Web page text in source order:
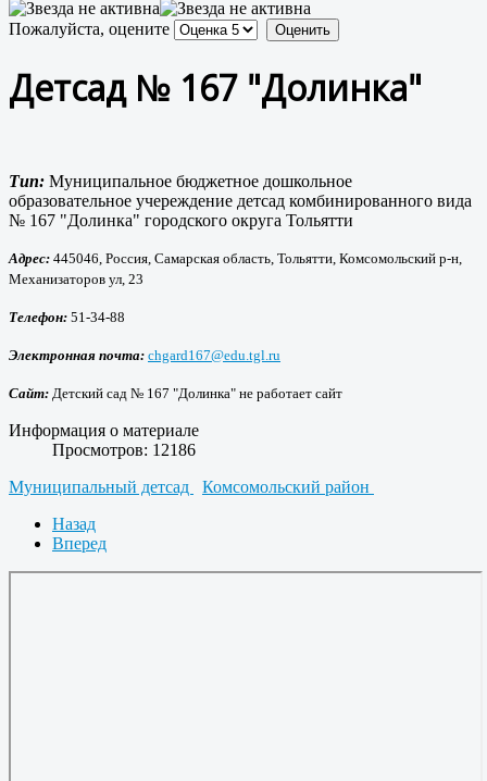
Пожалуйста, оцените
Детсад № 167 "Долинка"
Тип: Муниципальное бюджетное дошкольное
образовательное учереждение детсад комбинированного вида
№ 167 "Долинка" городского округа Тольятти
Адрес: 445046, Россия, Самарская область, Тольятти, Комсомольский р-н,
Механизаторов ул, 23
Телефон: 51-34-88
Электронная почта: chgard167@edu.tgl.ru
Сайт: Детский сад № 167 "Долинка" не работает сайт
Информация о материале
Просмотров: 12186
Муниципальный детсад
Комсомольский район
Назад
Вперед